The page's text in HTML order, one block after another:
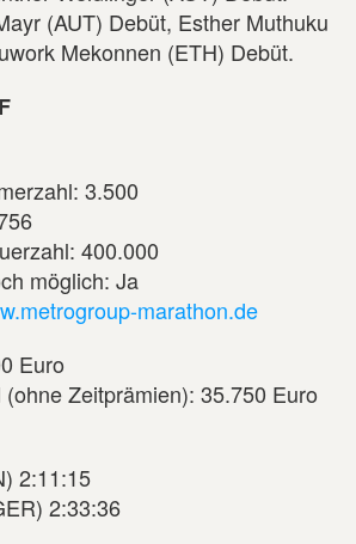
(AUT) Debüt, Esther Muthuku
Mekonnen (ETH) Debüt.
3.500
400.000
möglich: Ja
marathon.de
Euro
Zeitprämien): 35.750 Euro
2:11:15
2:33:36